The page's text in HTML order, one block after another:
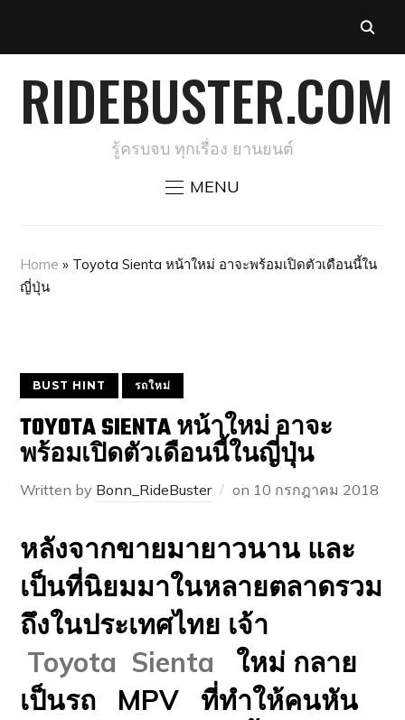
RIDEBUSTER.COM
รู้ครบจบ ทุกเรื่อง ยานยนต์
MENU
Home » Toyota Sienta หน้าใหม่ อาจะพร้อมเปิดตัวเดือนนี้ใน
ญี่ปุ่น
BUST HINT รถใหม่
TOYOTA SIENTA หน้าใหม่ อาจะ
พร้อมเปิดตัวเดือนนี้ในญี่ปุ่น
Written by Bonn_RideBuster on 10 กรกฎาคม 2018
หลังจากขายมายาวนาน และ
เป็นที่นิยมมาในหลายตลาดรวม
ถึงในประเทศไทย เจ้า
Toyota Sienta
ใหม่ กลาย
เป็นรถ MPV ที่ทำให้คนหัน